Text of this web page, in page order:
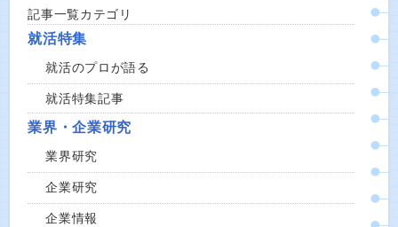
記事一覧カテゴリ
就活特集
就活のプロが語る
就活特集記事
業界・企業研究
業界研究
企業研究
企業情報